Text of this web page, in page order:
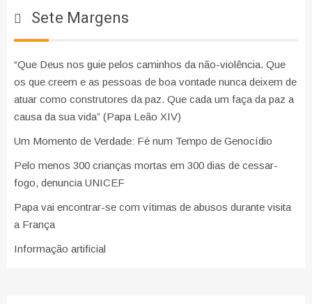
Sete Margens
“Que Deus nos guie pelos caminhos da não-violência. Que
os que creem e as pessoas de boa vontade nunca deixem de
atuar como construtores da paz. Que cada um faça da paz a
causa da sua vida” (Papa Leão XIV)
Um Momento de Verdade: Fé num Tempo de Genocídio
Pelo menos 300 crianças mortas em 300 dias de cessar-
fogo, denuncia UNICEF
Papa vai encontrar-se com vítimas de abusos durante visita
a França
Informação artificial